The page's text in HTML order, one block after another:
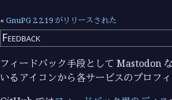
« GnuPG 2.2.19 がリリースされた
Feedback
フィードバック手段として Mastodon
いるアイコンから各サービスのプロフ